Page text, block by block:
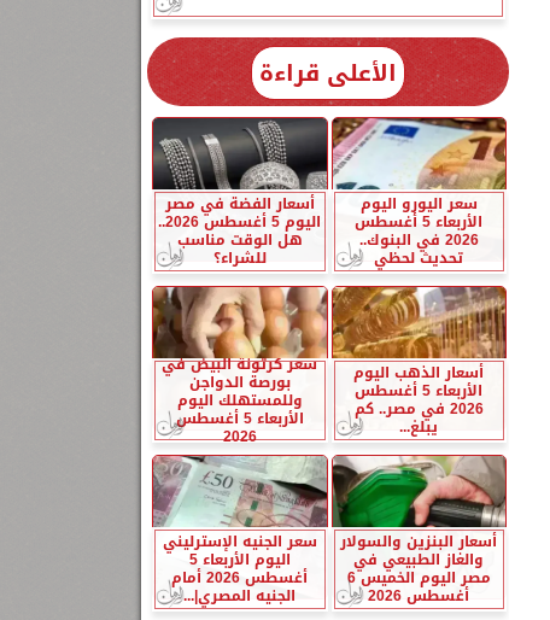
الأعلى قراءة
سعر اليورو اليوم
الأربعاء 5 أغسطس
2026 في البنوك..
تحديث لحظي
أسعار الفضة في مصر
اليوم 5 أغسطس 2026..
هل الوقت مناسب
للشراء؟
أسعار الذهب اليوم
الأربعاء 5 أغسطس
2026 في مصر.. كم
يبلغ...
سعر كرتونة البيض في
بورصة الدواجن
وللمستهلك اليوم
الأربعاء 5 أغسطس
2026
أسعار البنزين والسولار
والغاز الطبيعي في
مصر اليوم الخميس 6
أغسطس 2026
سعر الجنيه الإسترليني
اليوم الأربعاء 5
أغسطس 2026 أمام
الجنيه المصري|...